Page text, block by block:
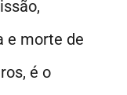
e morte de
é o